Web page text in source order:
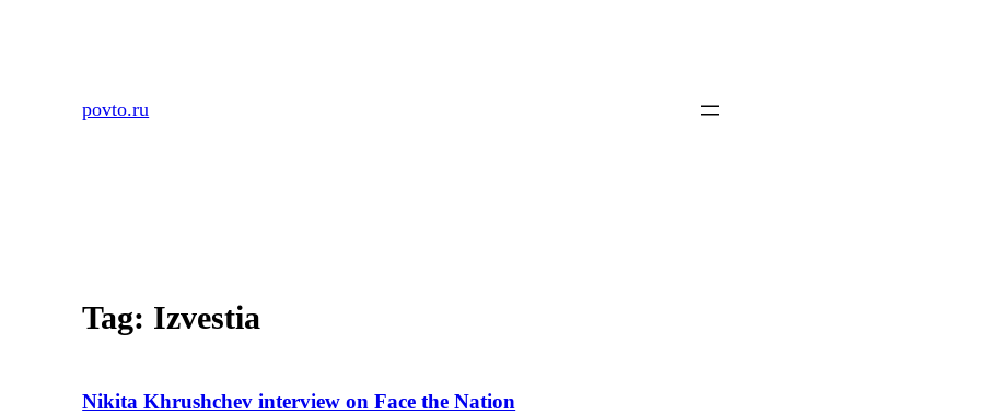
povto.ru
Tag: Izvestia
Nikita Khrushchev interview on Face the Nation